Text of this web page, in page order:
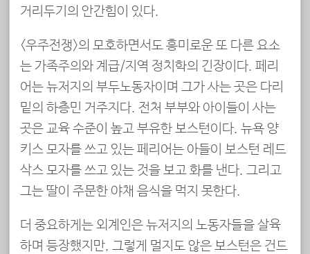
거리두기의 안간힘이 있다.
<우주전쟁>의 모호하면서도 흥미로운 또 다른 요소
는 가족주의와 계급/지역 정치학의 긴장이다. 페리
어는 뉴저지의 부두노동자이며 그가 사는 곳은 다리
밑의 하층민 거주지다. 전처 부부와 아이들이 사는
곳은 교육 수준이 높고 부유한 보스턴이다. 뉴욕 양
키스 모자를 쓰고 있는 페리어는 아들이 보스턴 레드
삭스 모자를 쓰고 있는 것을 보고 화를 낸다. 그리고
그는 딸이 주문한 야채 음식을 먹지 못한다.
더 중요하게는 외계인은 뉴저지의 노동자들을 살육
하며 등장했지만, 그렇게 멀지도 않은 보스턴은 건드